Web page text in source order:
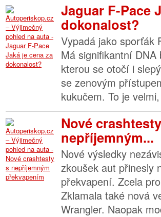
Jaguar F-Pace
dokonalost?
Vypadá jako sporťák
Má signifikantní
kterou se otočí i
se zenovým
kukučem. To je
Nové
nepříjemným...
Nové výsledky
zkoušek aut přinesly
překvapení. Zcela
Zklamala také nová
Wrangler. Naopak